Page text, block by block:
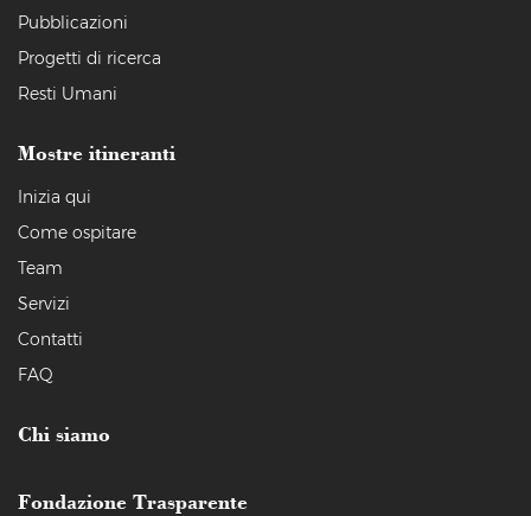
Pubblicazioni
Progetti di ricerca
Resti Umani
Mostre itineranti
Inizia qui
Come ospitare
Team
Servizi
Contatti
FAQ
Chi siamo
Fondazione Trasparente